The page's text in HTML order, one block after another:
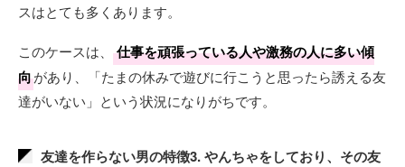
スはとても多くあります。
このケースは、
仕事を頑張っている人や激務の人に多い傾
向があり、「たまの休みで遊びに行こうと思ったら誘える友
達がいない」という状況になりがちです。
友達を作らない男の特徴3. やんちゃをしており、その友